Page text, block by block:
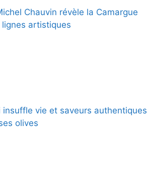
Chauvin révèle la Camargue
artistiques
vie et saveurs authentiques
olives